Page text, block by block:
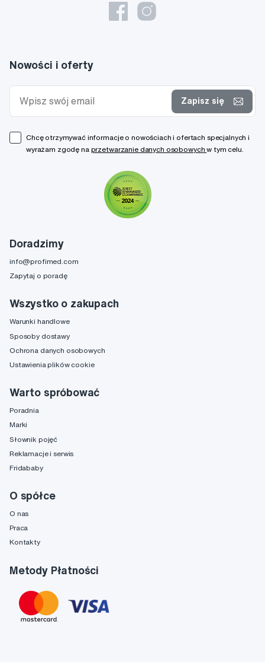
Doradzimy
info@profimed.com
Zapytaj o poradę
Wszystko o zakupach
Warunki handlowe
Sposoby dostawy
Ochrona danych osobowych
Ustawienia plików cookie
Warto spróbować
Poradnia
Marki
Słownik pojęć
Reklamacje i serwis
Fridababy
O spółce
O nas
Praca
Kontakty
Metody Płatności
Nowości i oferty
Zapisz się
Chcę otrzymywać informacje o nowościach i ofertach specjalnych i
wyrażam zgodę na przetwarzanie danych osobowychw tym celu.